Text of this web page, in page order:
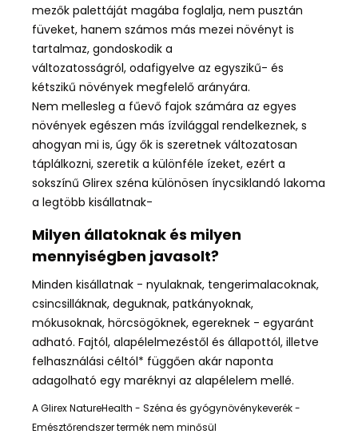
mezők palettáját magába foglalja, nem pusztán
füveket, hanem számos más mezei növényt is
tartalmaz, gondoskodik a
változatosságról, odafigyelve az egyszikű- és
kétszikű növények megfelelő arányára.
Nem mellesleg a fűevő fajok számára az egyes
növények egészen más ízvilággal rendelkeznek, s
ahogyan mi is, úgy ők is szeretnek változatosan
táplálkozni, szeretik a különféle ízeket, ezért a
sokszínű Glirex széna különösen ínycsiklandó lakoma
a legtöbb kisállatnak-
Milyen állatoknak és milyen
mennyiségben javasolt?
Minden kisállatnak - nyulaknak, tengerimalacoknak,
csincsilláknak, deguknak, patkányoknak,
mókusoknak, hörcsögöknek, egereknek - egyaránt
adható. Fajtól, alapélelmezéstől és állapottól, illetve
felhasználási céltól* függően akár naponta
adagolható egy maréknyi az alapélelem mellé.
A Glirex NatureHealth - Széna és gyógynövénykeverék -
Emésztőrendszer termék nem minősül